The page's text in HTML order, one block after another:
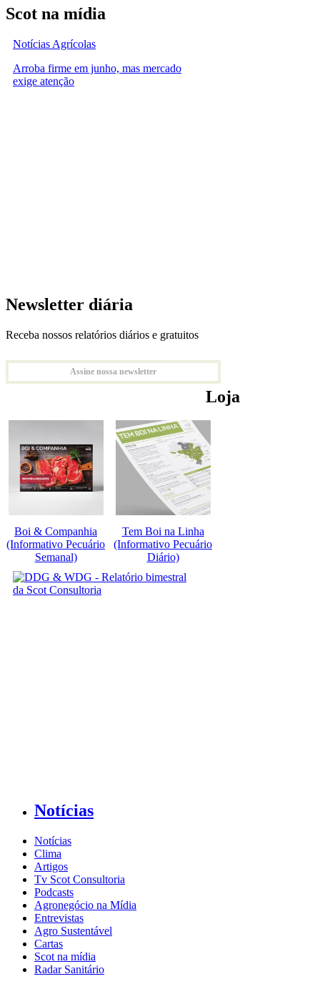
Scot na mídia
Notícias Agrícolas
Arroba firme em junho, mas mercado
exige atenção
Newsletter diária
Receba nossos relatórios diários e gratuitos
Assine nossa newsletter
Loja
Boi & Companhia
(Informativo Pecuário
Semanal)
Tem Boi na Linha
(Informativo Pecuário
Diário)
Notícias
Notícias
Clima
Artigos
Tv Scot Consultoria
Podcasts
Agronegócio na Mídia
Entrevistas
Agro Sustentável
Cartas
Scot na mídia
Radar Sanitário